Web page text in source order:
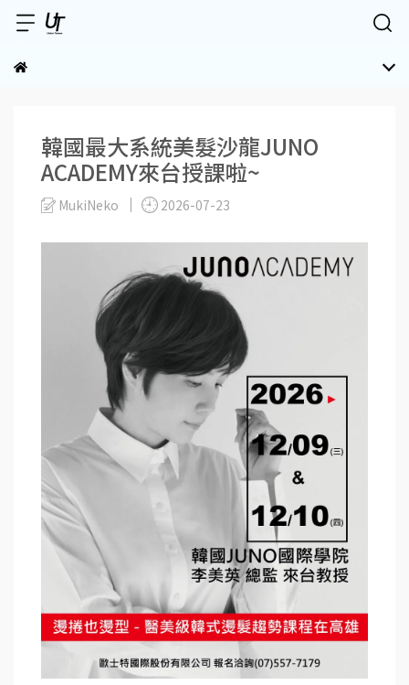
韓國最大系統美髮沙龍JUNO
ACADEMY來台授課啦~
MukiNeko 2026-07-23